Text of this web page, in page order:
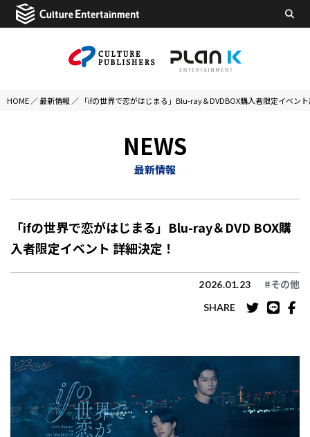
HOME ／最新情報 ／ 「ifの世界で恋がはじまる」Blu-ray＆DVDBOX購入者限定イベン
NEWS
最新情報
「ifの世界で恋がはじまる」Blu-ray＆DVD BOX購
入者限定イベント 詳細決定！
2026.01.23 #その他
SHARE